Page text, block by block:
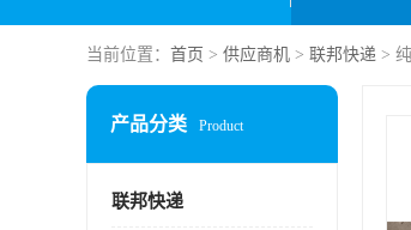
当前位置： 首页 > 供应商机 > 联邦快递 >
产品分类 Product
联邦快递